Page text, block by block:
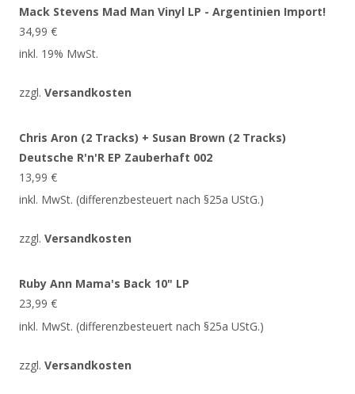
Mack Stevens Mad Man Vinyl LP - Argentinien Import!
34,99 €
inkl. 19% MwSt.
zzgl. Versandkosten
Chris Aron (2 Tracks) + Susan Brown (2 Tracks)
Deutsche R'n'R EP Zauberhaft 002
13,99 €
inkl. MwSt. (differenzbesteuert nach §25a UStG.)
zzgl. Versandkosten
Ruby Ann Mama's Back 10" LP
23,99 €
inkl. MwSt. (differenzbesteuert nach §25a UStG.)
zzgl. Versandkosten